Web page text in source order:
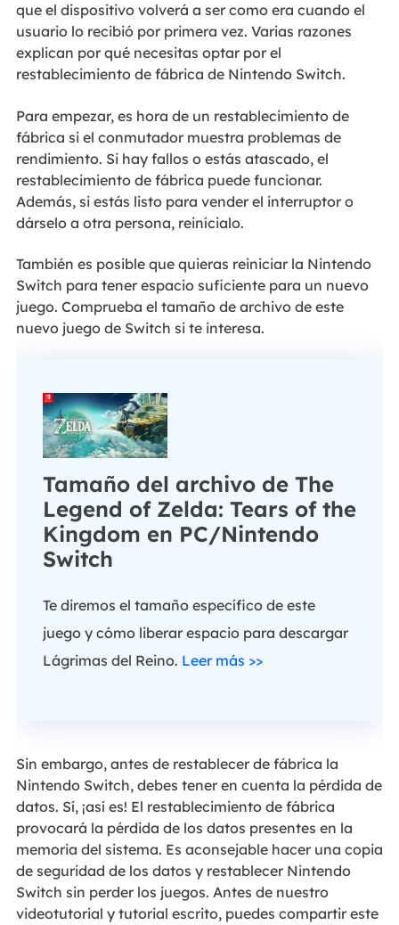
que el dispositivo volverá a ser como era cuando el
usuario lo recibió por primera vez. Varias razones
explican por qué necesitas optar por el
restablecimiento de fábrica de Nintendo Switch.
Para empezar, es hora de un restablecimiento de
fábrica si el conmutador muestra problemas de
rendimiento. Si hay fallos o estás atascado, el
restablecimiento de fábrica puede funcionar.
Además, si estás listo para vender el interruptor o
dárselo a otra persona, reinícialo.
También es posible que quieras reiniciar la Nintendo
Switch para tener espacio suficiente para un nuevo
juego. Comprueba el tamaño de archivo de este
nuevo juego de Switch si te interesa.
Tamaño del archivo de The
Legend of Zelda: Tears of the
Kingdom en PC/Nintendo
Switch
Te diremos el tamaño específico de este
juego y cómo liberar espacio para descargar
Lágrimas del Reino. Leer más >>
Sin embargo, antes de restablecer de fábrica la
Nintendo Switch, debes tener en cuenta la pérdida de
datos. Sí, ¡así es! El restablecimiento de fábrica
provocará la pérdida de los datos presentes en la
memoria del sistema. Es aconsejable hacer una copia
de seguridad de los datos y restablecer Nintendo
Switch sin perder los juegos. Antes de nuestro
videotutorial y tutorial escrito, puedes compartir este